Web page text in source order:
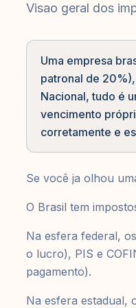
Visao geral dos
Uma empresa
patronal de
Nacional, tudo é
vencimento
corretamente e
Se você ja olhou
O Brasil tem
Na esfera federal,
o lucro), PIS e
pagamento).
Na esfera estadual,